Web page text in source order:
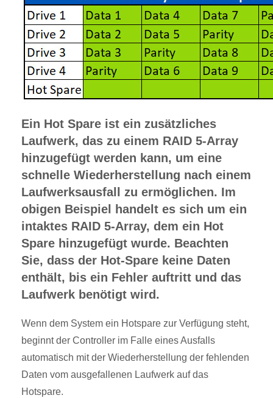
Ein Hot Spare ist ein zusätzliches
Laufwerk, das zu einem RAID 5-Array
hinzugefügt werden kann, um eine
schnelle Wiederherstellung nach einem
Laufwerksausfall zu ermöglichen. Im
obigen Beispiel handelt es sich um ein
intaktes RAID 5-Array, dem ein Hot
Spare hinzugefügt wurde. Beachten
Sie, dass der Hot-Spare keine Daten
enthält, bis ein Fehler auftritt und das
Laufwerk benötigt wird.
Wenn dem System ein Hotspare zur Verfügung steht,
beginnt der Controller im Falle eines Ausfalls
automatisch mit der Wiederherstellung der fehlenden
Daten vom ausgefallenen Laufwerk auf das
Hotspare.